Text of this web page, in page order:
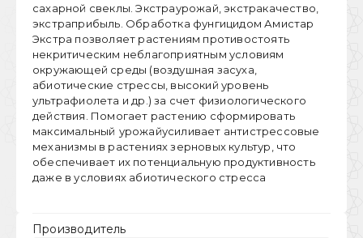
сахарной свеклы. Экстраурожай, экстракачество,
экстраприбыль. Обработка фунгицидом Амистар
Экстра позволяет растениям противостоять
некритическим неблагоприятным условиям
окружающей среды (воздушная засуха,
абиотические стрессы, высокий уровень
ультрафиолета и др.) за счет физиологического
действия. Помогает растению сформировать
максимальный урожайусиливает антистрессовые
механизмы в растениях зерновых культур, что
обеспечивает их потенциальную продуктивность
даже в условиях абиотического стресса
Производитель